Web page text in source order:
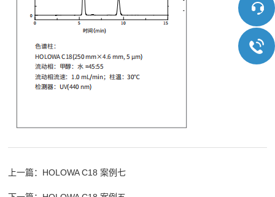
上一篇： HOLOWA C18 案例七